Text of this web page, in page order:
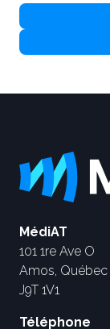
MédiAT
101 1re Ave O
Amos, Québec
J9T 1V1
Téléphone